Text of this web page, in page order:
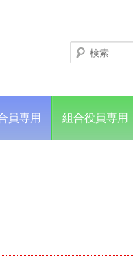
員専用 組合役員専用